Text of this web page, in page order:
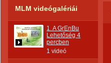
MLM videógalériái
1. A GrEnBu
Lehetőség 4
percben
1 videó